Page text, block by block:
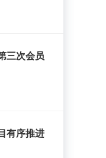
三次会员
有序推进